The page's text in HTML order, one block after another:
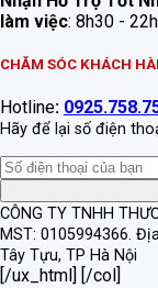
làm việc: 8h30 - 22h
CHĂM SÓC KHÁCH
Hotline:
Hãy để lại số điện
CÔNG TY TNHH
MST: 0105994366.
Tây Tựu, TP Hà Nội
[/ux_html] [/col]